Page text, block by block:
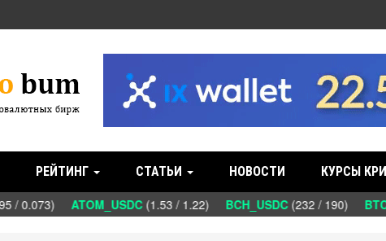
РЕЙТИНГ СТАТЬИ НОВОСТИ КУРСЫ
/ 0.073) ATOM_USDC(1.53 / 1.22) BCH_USDC(232 / 190)